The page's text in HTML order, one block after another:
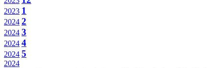
2023 1
2024 2
2024 3
2024 4
2024 5
2024